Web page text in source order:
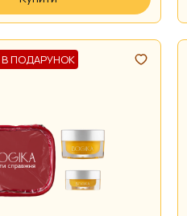
ПОДАРУНОК